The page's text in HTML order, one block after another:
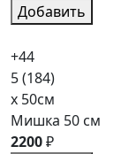
Добавить
+44
5(184)
x 50см
Мишка 50 см
2200₽